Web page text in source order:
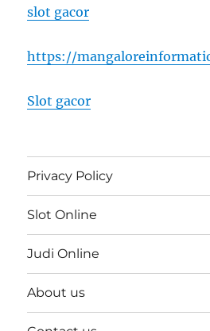
slot gacor
https://
Slot gacor
Privacy Policy
Slot Online
Judi Online
About us